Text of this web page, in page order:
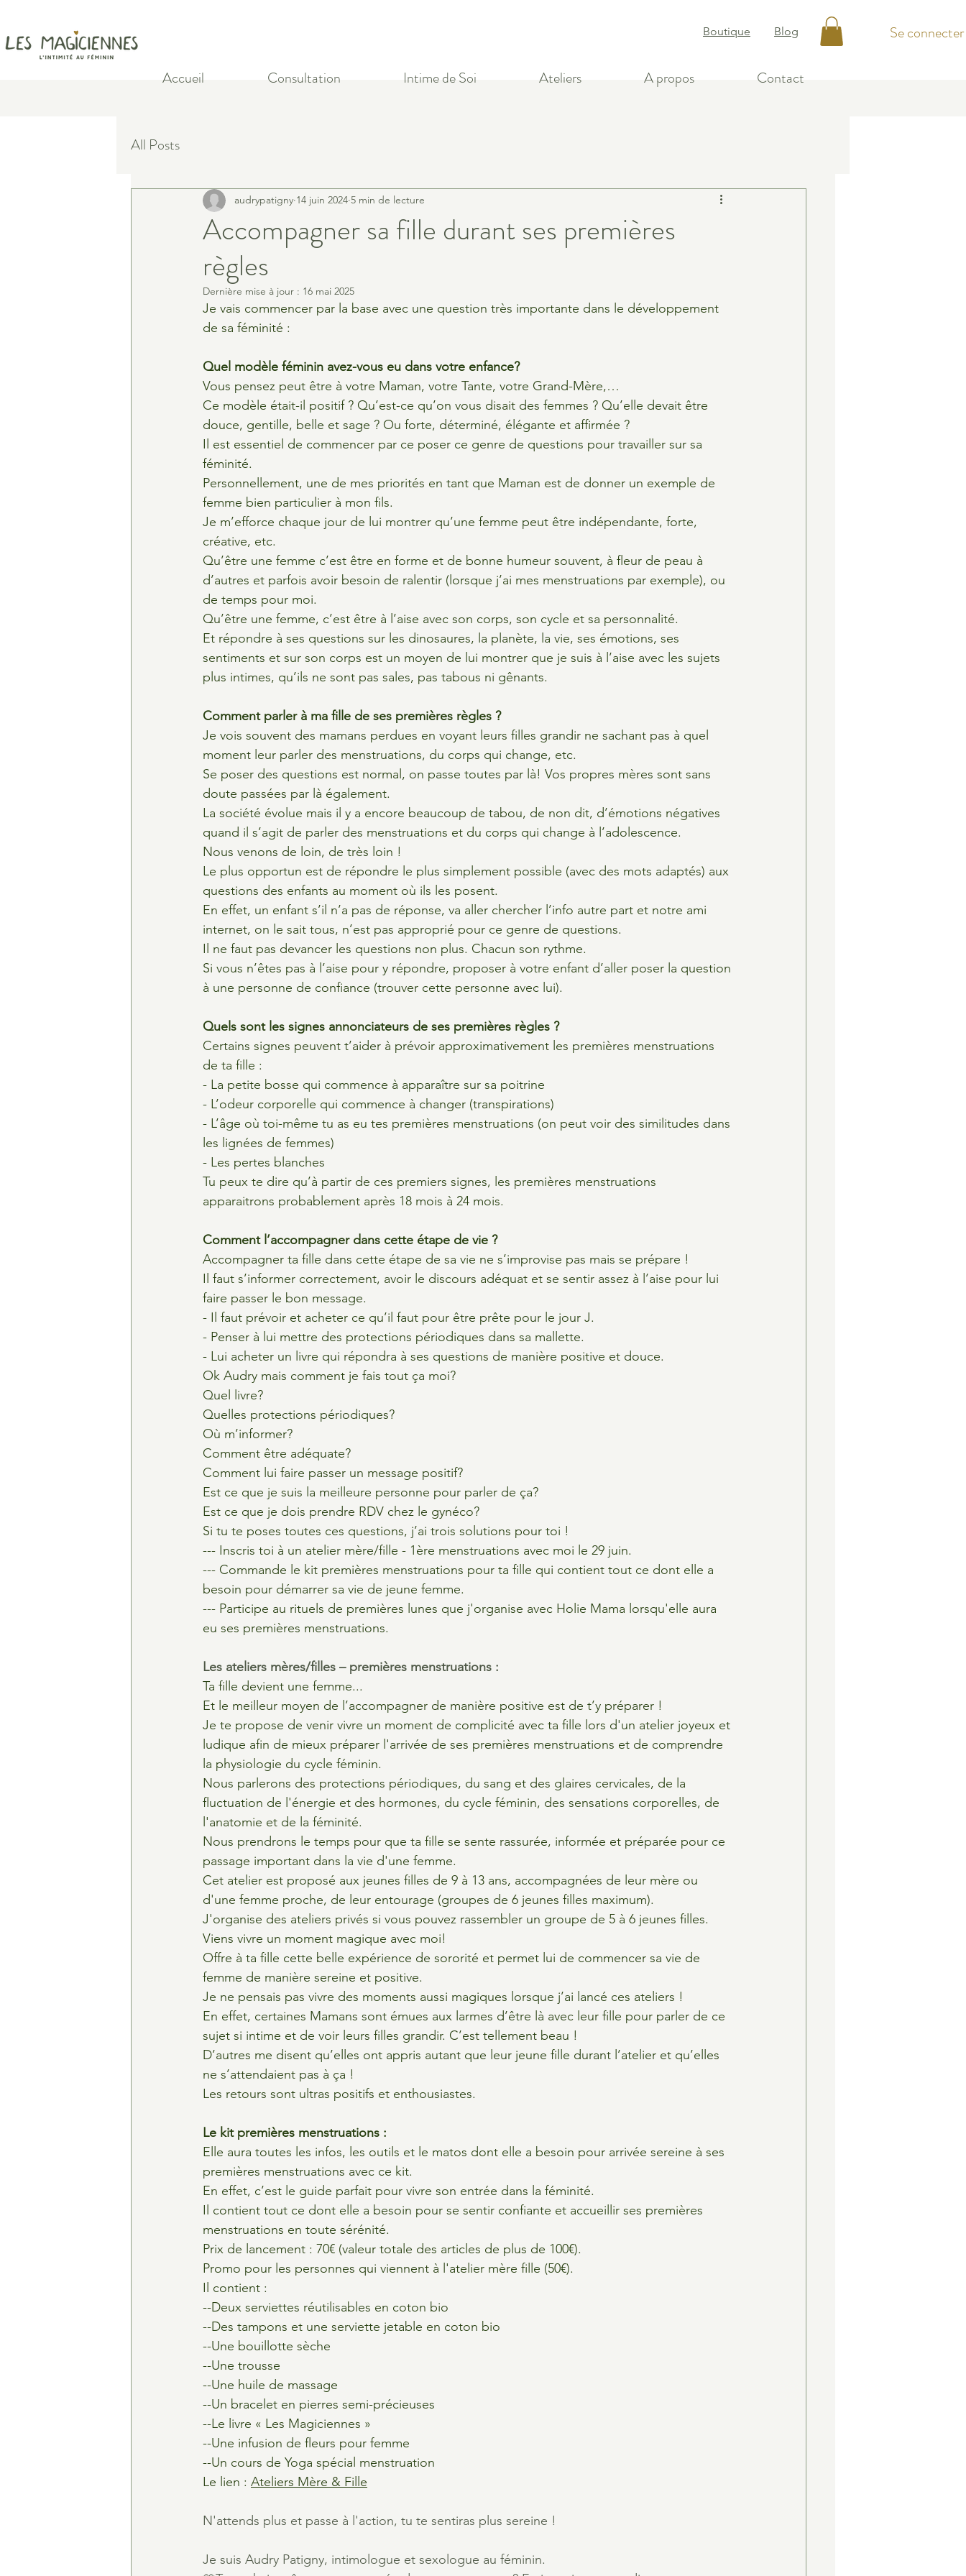
Boutique Blog Se connecter
Accueil Consultation Intime de Soi Ateliers A propos Contact
All Posts
Accompagner sa fille durant ses premières
règles
audrypatigny 14 juin 2024 5 min de lecture
Dernière mise à jour : 16 mai 2025
Je vais commencer par la base avec une question très importante dans le développement
de sa féminité :
Quel modèle féminin avez-vous eu dans votre enfance?
Vous pensez peut être à votre Maman, votre Tante, votre Grand-Mère,…
Ce modèle était-il positif ? Qu’est-ce qu’on vous disait des femmes ? Qu’elle devait être
douce, gentille, belle et sage ? Ou forte, déterminé, élégante et affirmée ?
Il est essentiel de commencer par ce poser ce genre de questions pour travailler sur sa
féminité.
Personnellement, une de mes priorités en tant que Maman est de donner un exemple de
femme bien particulier à mon fils.
Je m’efforce chaque jour de lui montrer qu’une femme peut être indépendante, forte,
créative, etc.
Qu’être une femme c’est être en forme et de bonne humeur souvent, à fleur de peau à
d’autres et parfois avoir besoin de ralentir (lorsque j’ai mes menstruations par exemple), ou
de temps pour moi.
Qu’être une femme, c’est être à l’aise avec son corps, son cycle et sa personnalité.
Et répondre à ses questions sur les dinosaures, la planète, la vie, ses émotions, ses
sentiments et sur son corps est un moyen de lui montrer que je suis à l’aise avec les sujets
plus intimes, qu’ils ne sont pas sales, pas tabous ni gênants.
Comment parler à ma fille de ses premières règles ?
Je vois souvent des mamans perdues en voyant leurs filles grandir ne sachant pas à quel
moment leur parler des menstruations, du corps qui change, etc.
Se poser des questions est normal, on passe toutes par là! Vos propres mères sont sans
doute passées par là également.
La société évolue mais il y a encore beaucoup de tabou, de non dit, d’émotions négatives
quand il s’agit de parler des menstruations et du corps qui change à l’adolescence.
Nous venons de loin, de très loin !
Le plus opportun est de répondre le plus simplement possible (avec des mots adaptés) aux
questions des enfants au moment où ils les posent.
En effet, un enfant s’il n’a pas de réponse, va aller chercher l’info autre part et notre ami
internet, on le sait tous, n’est pas approprié pour ce genre de questions.
Il ne faut pas devancer les questions non plus. Chacun son rythme.
Si vous n’êtes pas à l’aise pour y répondre, proposer à votre enfant d’aller poser la question
à une personne de confiance (trouver cette personne avec lui).
Quels sont les signes annonciateurs de ses premières règles ?
Certains signes peuvent t’aider à prévoir approximativement les premières menstruations
de ta fille :
- La petite bosse qui commence à apparaître sur sa poitrine
- L’odeur corporelle qui commence à changer (transpirations)
- L’âge où toi-même tu as eu tes premières menstruations (on peut voir des similitudes dans
les lignées de femmes)
- Les pertes blanches
Tu peux te dire qu’à partir de ces premiers signes, les premières menstruations
apparaitrons probablement après 18 mois à 24 mois.
Comment l’accompagner dans cette étape de vie ?
Accompagner ta fille dans cette étape de sa vie ne s’improvise pas mais se prépare !
Il faut s’informer correctement, avoir le discours adéquat et se sentir assez à l’aise pour lui
faire passer le bon message.
- Il faut prévoir et acheter ce qu’il faut pour être prête pour le jour J.
- Penser à lui mettre des protections périodiques dans sa mallette.
- Lui acheter un livre qui répondra à ses questions de manière positive et douce.
Ok Audry mais comment je fais tout ça moi?
Quel livre?
Quelles protections périodiques?
Où m’informer?
Comment être adéquate?
Comment lui faire passer un message positif?
Est ce que je suis la meilleure personne pour parler de ça?
Est ce que je dois prendre RDV chez le gynéco?
Si tu te poses toutes ces questions, j’ai trois solutions pour toi !
--- Inscris toi à un atelier mère/fille - 1ère menstruations avec moi le 29 juin.
--- Commande le kit premières menstruations pour ta fille qui contient tout ce dont elle a
besoin pour démarrer sa vie de jeune femme.
--- Participe au rituels de premières lunes que j'organise avec Holie Mama lorsqu'elle aura
eu ses premières menstruations.
Les ateliers mères/filles – premières menstruations :
Ta fille devient une femme...
Et le meilleur moyen de l’accompagner de manière positive est de t’y préparer !
Je te propose de venir vivre un moment de complicité avec ta fille lors d'un atelier joyeux et
ludique afin de mieux préparer l'arrivée de ses premières menstruations et de comprendre
la physiologie du cycle féminin.​
Nous parlerons des protections périodiques, du sang et des glaires cervicales, de la
fluctuation de l'énergie et des hormones, du cycle féminin, des sensations corporelles, de
l'anatomie et de la féminité.​
Nous prendrons le temps pour que ta fille se sente rassurée, informée et préparée pour ce
passage important dans la vie d'une femme.​​
Cet atelier est proposé aux jeunes filles de 9 à 13 ans, accompagnées de leur mère ou
d'une femme proche, de leur entourage (groupes de 6 jeunes filles maximum).​
​J'organise des ateliers privés si vous pouvez rassembler un groupe de 5 à 6 jeunes filles.
Viens vivre un moment magique avec moi!
Offre à ta fille cette belle expérience de sororité et permet lui de commencer sa vie de
femme de manière sereine et positive.
Je ne pensais pas vivre des moments aussi magiques lorsque j’ai lancé ces ateliers !
En effet, certaines Mamans sont émues aux larmes d’être là avec leur fille pour parler de ce
sujet si intime et de voir leurs filles grandir. C’est tellement beau !
D’autres me disent qu’elles ont appris autant que leur jeune fille durant l’atelier et qu’elles
ne s’attendaient pas à ça !
Les retours sont ultras positifs et enthousiastes.
Le kit premières menstruations :
Elle aura toutes les infos, les outils et le matos dont elle a besoin pour arrivée sereine à ses
premières menstruations avec ce kit.
En effet, c’est le guide parfait pour vivre son entrée dans la féminité.
Il contient tout ce dont elle a besoin pour se sentir confiante et accueillir ses premières
menstruations en toute sérénité.
Prix de lancement : 70€ (valeur totale des articles de plus de 100€).
Promo pour les personnes qui viennent à l'atelier mère fille (50€).
Il contient : ​
--Deux serviettes réutilisables en coton bio
--Des tampons et une serviette jetable en coton bio
--Une bouillotte sèche
--Une trousse
--Une huile de massage
--Un bracelet en pierres semi-précieuses
--Le livre « Les Magiciennes »
--Une infusion de fleurs pour femme
--Un cours de Yoga spécial menstruation
Le lien : Ateliers Mère & Fille
N'attends plus et passe à l'action, tu te sentiras plus sereine !
Je suis Audry Patigny, intimologue et sexologue au féminin.